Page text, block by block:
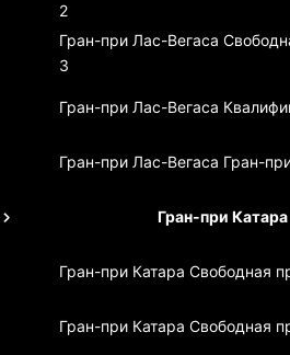
2
Гран-при Лас-Вегаса
3
Гран-при Лас-Вегаса
Гран-при Лас-Вегаса Гран-
Гран-при Катара
Гран-при Катара Свободная
Гран-при Катара Свободная